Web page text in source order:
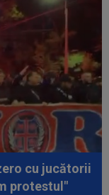
cu jucătorii
protestul"